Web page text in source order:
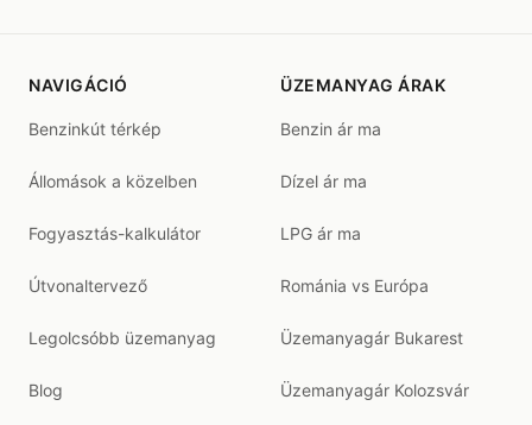
NAVIGÁCIÓ
Benzinkút térkép
Állomások a közelben
Fogyasztás-kalkulátor
Útvonaltervező
Legolcsóbb üzemanyag
Blog
ÜZEMANYAG ÁRAK
Benzin ár ma
Dízel ár ma
LPG ár ma
Románia vs Európa
Üzemanyagár Bukarest
Üzemanyagár Kolozsvár